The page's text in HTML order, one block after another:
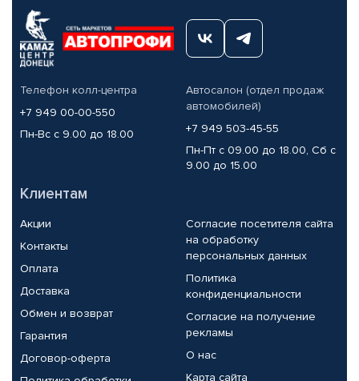
Телефон колл-центра
+7 949 00-00-550
Пн-Вс с 9.00 до 18.00
Автосалон (отдел продаж
автомобилей)
+7 949 503-45-55
Пн-Пт с 09.00 до 18.00, Сб с
9.00 до 15.00
Клиентам
Акции
Контакты
Оплата
Доставка
Обмен и возврат
Гарантия
Договор-оферта
Согласие посетителя сайта
на обработку
персональных данных
Политика
конфиденциальности
Согласие на получение
рекламы
О нас
Карта сайта